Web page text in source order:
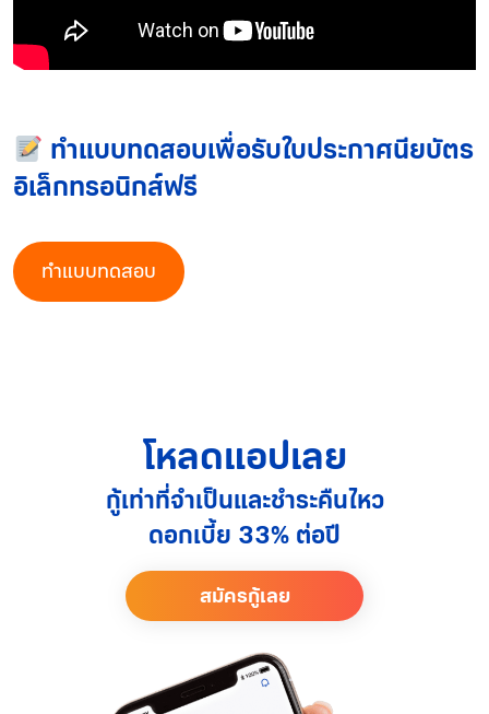
ทำแบบทดสอบเพื่อรับใบประกาศนียบัตร
อิเล็กทรอนิกส์ฟรี
ทำแบบทดสอบ
โหลดแอปเลย
กู้เท่าที่จำเป็นและชำระคืนไหว
ดอกเบี้ย 33% ต่อปี
สมัครกู้เลย